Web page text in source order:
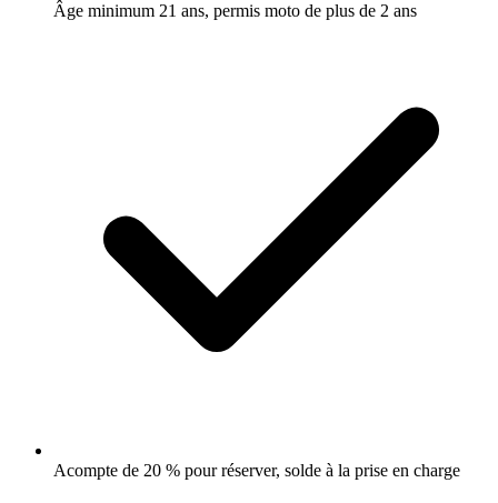
Âge minimum 21 ans, permis moto de plus de 2 ans
Acompte de 20 % pour réserver, solde à la prise en charge